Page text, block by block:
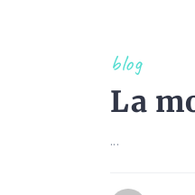
blog
La
...